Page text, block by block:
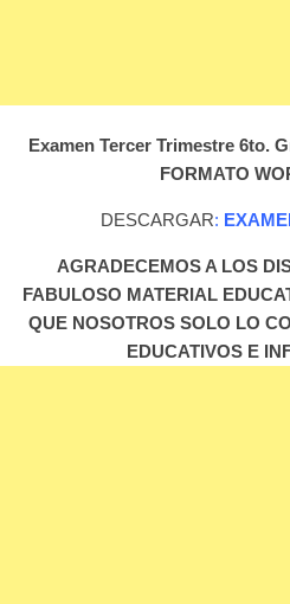
Examen Tercer Trimestre 6to.
FORMATO
DESCARGAR:
AGRADECEMOS A LOS
FABULOSO MATERIAL
QUE NOSOTROS SOLO LO
EDUCATIVOS E